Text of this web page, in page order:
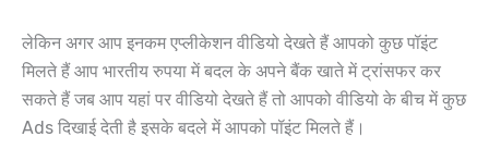
लेकिन अगर आप इनकम एप्लीकेशन वीडियो देखते हैं आपको कुछ पॉइंट
मिलते हैं आप भारतीय रुपया में बदल के अपने बैंक खाते में ट्रांसफर कर
सकते हैं जब आप यहां पर वीडियो देखते हैं तो आपको वीडियो के बीच में कुछ
Ads दिखाई देती है इसके बदले में आपको पॉइंट मिलते हैं।